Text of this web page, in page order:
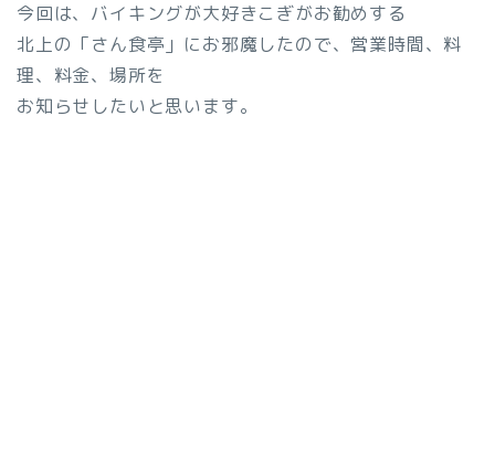
今回は、バイキングが大好きこぎがお勧めする
北上の「さん食亭」にお邪魔したので、営業時間、料
理、料金、場所を
お知らせしたいと思います。